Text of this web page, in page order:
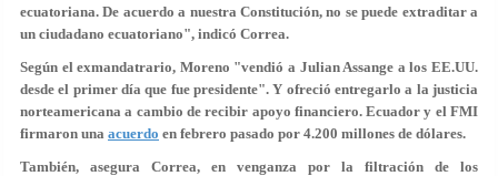
ecuatoriana. De acuerdo a nuestra Constitución, no se puede extraditar a
un ciudadano ecuatoriano", indicó Correa.
Según el exmandatrario, Moreno "vendió a Julian Assange a los EE.UU.
desde el primer día que fue presidente". Y ofreció entregarlo a la justicia
norteamericana a cambio de recibir apoyo financiero. Ecuador y el FMI
firmaron una acuerdo en febrero pasado por 4.200 millones de dólares.
También, asegura Correa, en venganza por la filtración de los